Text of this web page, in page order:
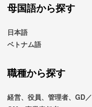
母国語から探す
日本語
ベトナム語
職種から探す
経営、役員、管理者、GD／